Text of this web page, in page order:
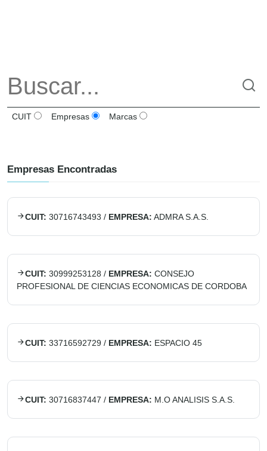
CUIT Empresas Marcas
Empresas Encontradas
CUIT: 30716743493 / EMPRESA: ADMRA S.A.S.
CUIT: 30999253128 / EMPRESA: CONSEJO
PROFESIONAL DE CIENCIAS ECONOMICAS DE CORDOBA
CUIT: 33716592729 / EMPRESA: ESPACIO 45
CUIT: 30716837447 / EMPRESA: M.O ANALISIS S.A.S.